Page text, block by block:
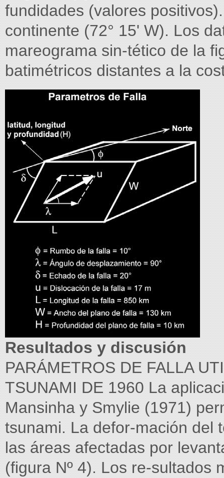
fundidades (valores
continente (72° 15' W). Los
mareograma sin-tético de la
batimétricos distantes a la
Resultados y discusión
PARÁMETROS DE FALLA
TSUNAMI DE 1960 La
Mansinha y Smylie (1971)
tsunami. La defor-mación del
las áreas afectadas por
(figura Nº 4). Los re-sultados